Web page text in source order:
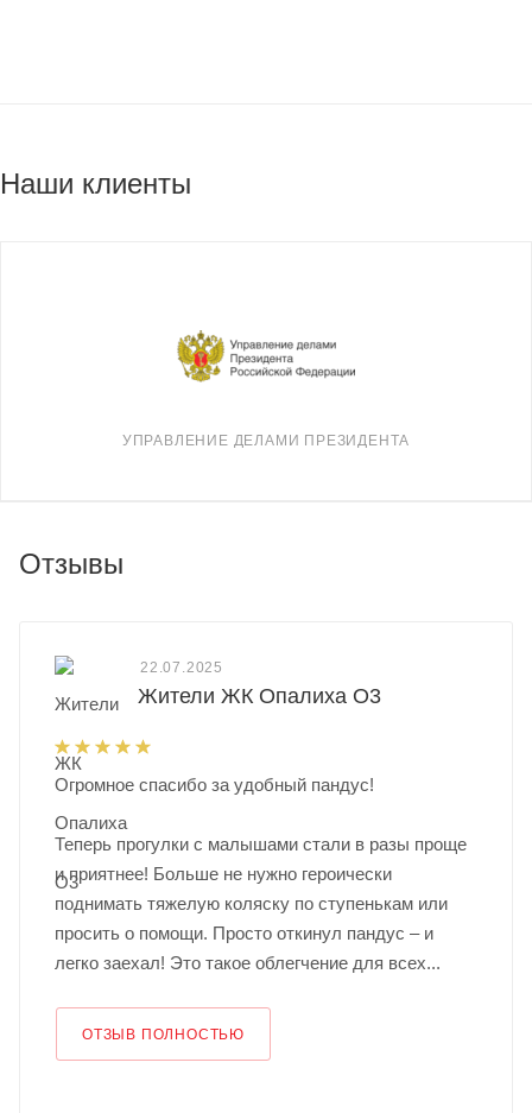
Наши клиенты
УПРАВЛЕНИЕ ДЕЛАМИ ПРЕЗИДЕНТА
Отзывы
22.07.2025
Жители ЖК Опалиха О3
Огромное спасибо за удобный пандус!
Теперь прогулки с малышами стали в разы проще
и приятнее! Больше не нужно героически
поднимать тяжелую коляску по ступенькам или
просить о помощи. Просто откинул пандус – и
легко заехал! Это такое облегчение для всех...
ОТЗЫВ ПОЛНОСТЬЮ